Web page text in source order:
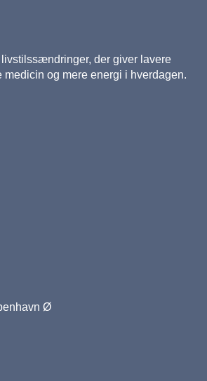
der giver lavere
medicin og mere energi i hverdagen.
Ø